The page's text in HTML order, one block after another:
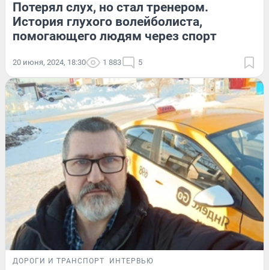
Потерял слух, но стал тренером.
История глухого волейболиста,
помогающего людям через спорт
20 июня, 2024, 18:30 1 883 5
ДОРОГИ И ТРАНСПОРТ ИНТЕРВЬЮ